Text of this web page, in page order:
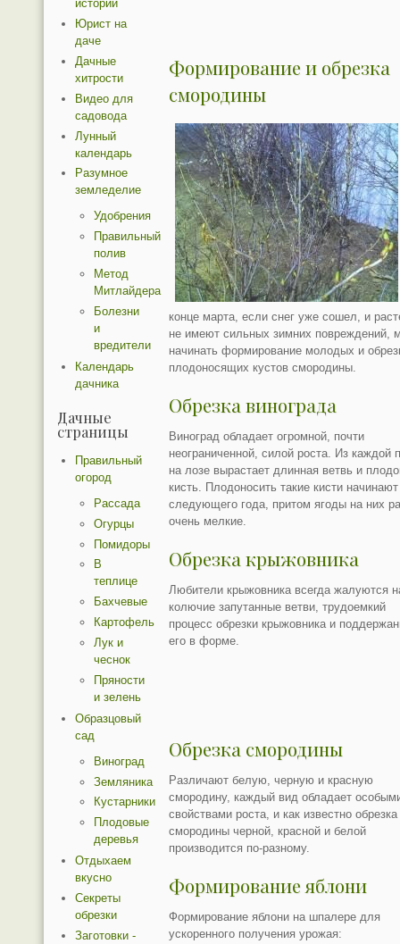
Формирование и обрезка
смородины
конце марта, если снег уже сошел, и
не имеют сильных зимних повреждений,
начинать формирование молодых и
плодоносящих кустов смородины.
Обрезка винограда
Виноград обладает огромной, почти
неограниченной, силой роста. Из каждой
на лозе вырастает длинная ветвь и
кисть. Плодоносить такие кисти
следующего года, притом ягоды на них
очень мелкие.
Обрезка крыжовника
Любители крыжовника всегда жалуются
колючие запутанные ветви, трудоемкий
процесс обрезки крыжовника и
его в форме.
Обрезка смородины
Различают белую, черную и красную
смородину, каждый вид обладает
свойствами роста, и как известно обрезка
смородины черной, красной и белой
производится по-разному.
Формирование яблони
Формирование яблони на шпалере для
ускоренного получения урожая:
истории
Юрист на
даче
Дачные
хитрости
Видео для
садовода
Лунный
календарь
Разумное
земледелие
Удобрения
Правильный
полив
Метод
Митлайдера
Болезни
и
вредители
Календарь
дачника
Дачные
страницы
Правильный
огород
Рассада
Огурцы
Помидоры
В
теплице
Бахчевые
Картофель
Лук и
чеснок
Пряности
и зелень
Образцовый
сад
Виноград
Земляника
Кустарники
Плодовые
деревья
Отдыхаем
вкусно
Секреты
обрезки
Заготовки -